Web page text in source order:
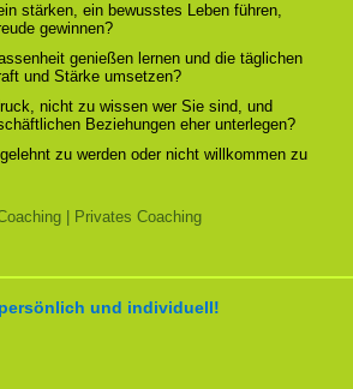
stärken, ein bewusstes Leben führen,
gewinnen?
genießen lernen und die täglichen
und Stärke umsetzen?
nicht zu wissen wer Sie sind, und
Beziehungen eher unterlegen?
zu werden oder nicht willkommen zu
| Privates Coaching
und individuell!